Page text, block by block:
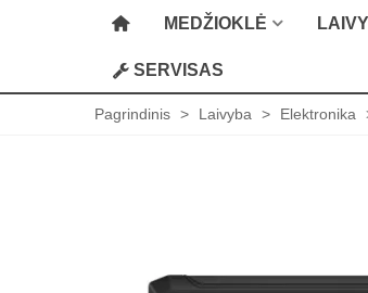
MEDŽIOKLĖ
SERVISAS
Pagrindinis > Laivyba > Elektronika